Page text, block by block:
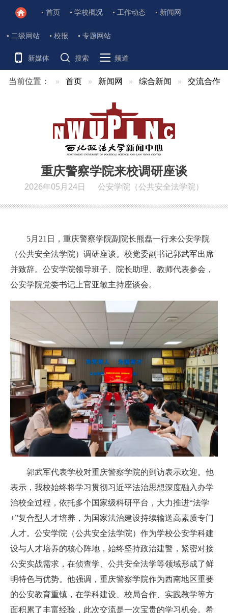
首页 学校概况 工作动态 新闻网
二级网站 校报 专题网站
新媒体 搜索 频道
当前位置： 首页 新闻网 综合新闻 交流合作
重庆警察学院来校调研座谈
2026年05月24日 公安学院（公共安全法学院）
5月21日，重庆警察学院副院长熊磊一行来公安学院
（公共安全法学院）调研座谈。校党委副书记郭武军出席
并致辞。公安学院领导班子、院长助理、教师代表参会，
公安学院党委书记上官亚敏主持座谈会。
郭武军代表学校对重庆警察学院的到访表示欢迎。他
表示，我校始终将学习贯彻习近平法治思想深度融入办学
治校全过程，依托多个国家级科研平台，大力推进“法学
+”复合型人才培养，为国家法治建设持续输送高素质专门
人才。公安学院（公共安全法学院）作为学校公安学科建
设与人才培养的核心阵地，始终坚持政治建警，紧密对接
公安实战需求，在侦查学、公共安全法学等领域形成了鲜
明特色与优势。他强调，重庆警察学院作为西南地区重要
的公安教育重镇，在学科建设、校局合作、实践教学等方
面积累了丰富经验，此次交流是一次宝贵的学习机会。希